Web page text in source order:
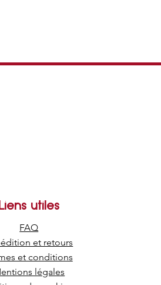
utiles
FAQ
et retours
et conditions
légales